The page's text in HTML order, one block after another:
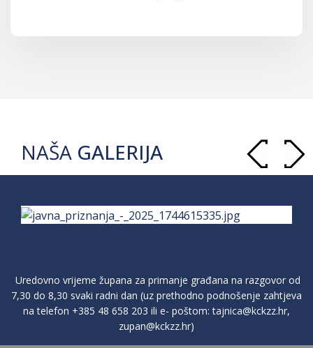
NAŠA GALERIJA
Uredovno vrijeme župana za primanje građana na razgovor od
7,30 do 8,30 svaki radni dan (uz prethodno podnošenje zahtjeva
na telefon +385 48 658 203 ili e- poštom:tajnica@kckzz.hr,
zupan@kckzz.hr)